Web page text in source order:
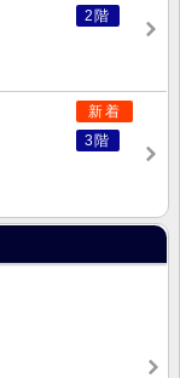
2階
新着
3階